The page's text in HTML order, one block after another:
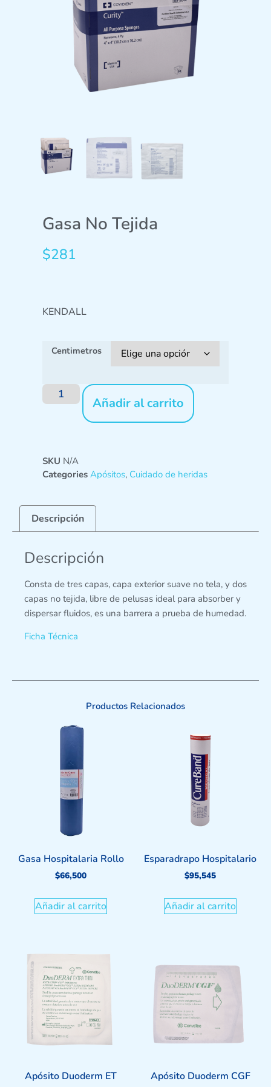
Gasa No Tejida
$281
KENDALL
Centimetros
Añadir al carrito
SKU N/A
Categories Apósitos, Cuidado de heridas
Descripción
Descripción
Consta de tres capas, capa exterior suave no tela, y dos
capas no tejida, libre de pelusas ideal para absorber y
dispersar fluidos, es una barrera a prueba de humedad.
Ficha Técnica
Productos Relacionados
Gasa Hospitalaria Rollo
$66,500
Añadir al carrito
Esparadrapo Hospitalario
$95,545
Añadir al carrito
Apósito Duoderm ET Apósito Duoderm CGF